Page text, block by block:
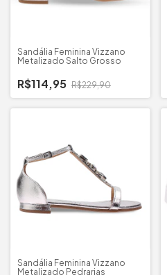
Sandália Feminina Vizzano
Metalizado Salto Grosso
R$114,95 R$229,90
Sandália Feminina Vizzano
Metalizado Pedrarias